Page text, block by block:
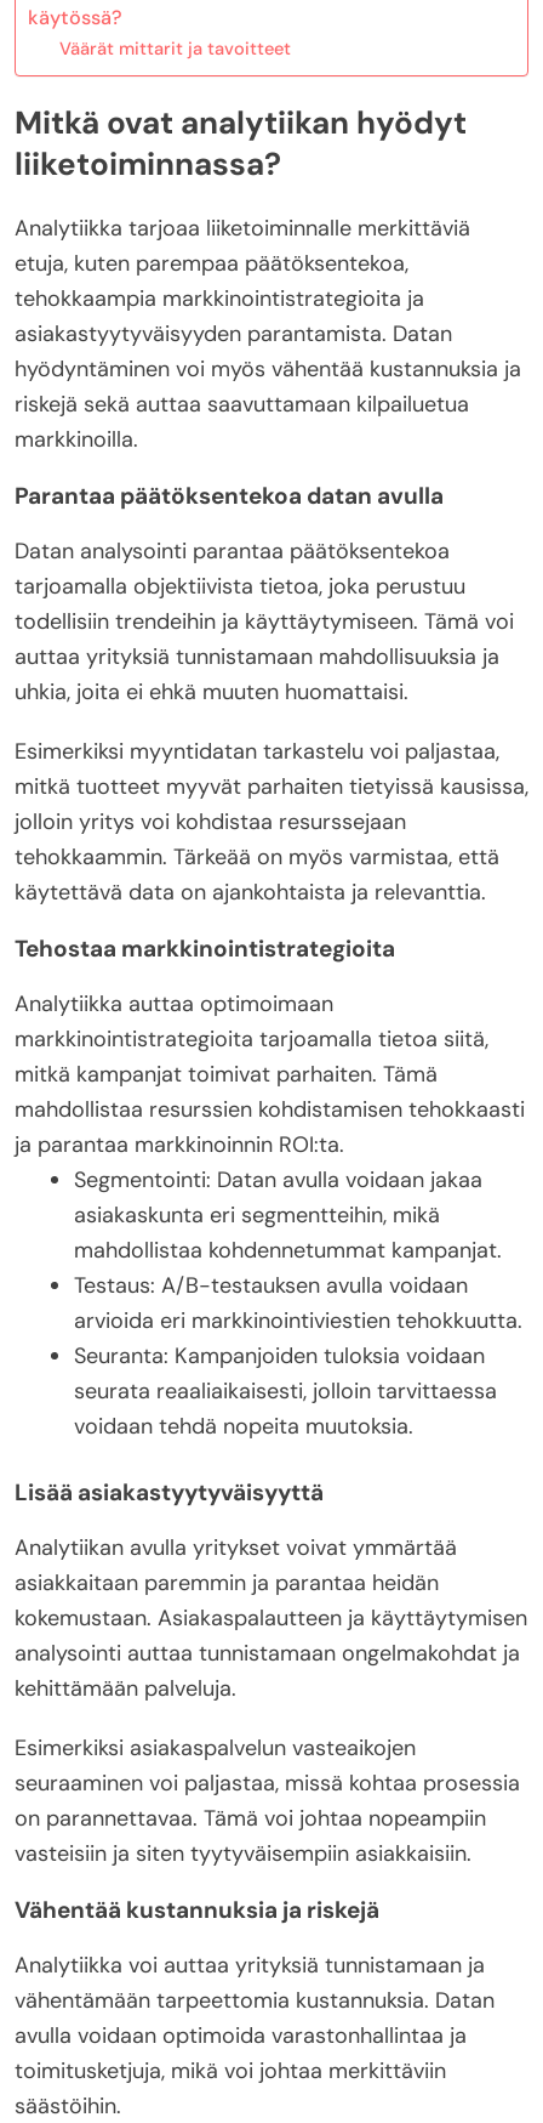
käytössä?
Väärät mittarit ja tavoitteet
Mitkä ovat analytiikan hyödyt
liiketoiminnassa?
Analytiikka tarjoaa liiketoiminnalle merkittäviä
etuja, kuten parempaa päätöksentekoa,
tehokkaampia markkinointistrategioita ja
asiakastyytyväisyyden parantamista. Datan
hyödyntäminen voi myös vähentää kustannuksia ja
riskejä sekä auttaa saavuttamaan kilpailuetua
markkinoilla.
Parantaa päätöksentekoa datan avulla
Datan analysointi parantaa päätöksentekoa
tarjoamalla objektiivista tietoa, joka perustuu
todellisiin trendeihin ja käyttäytymiseen. Tämä voi
auttaa yrityksiä tunnistamaan mahdollisuuksia ja
uhkia, joita ei ehkä muuten huomattaisi.
Esimerkiksi myyntidatan tarkastelu voi paljastaa,
mitkä tuotteet myyvät parhaiten tietyissä kausissa,
jolloin yritys voi kohdistaa resurssejaan
tehokkaammin. Tärkeää on myös varmistaa, että
käytettävä data on ajankohtaista ja relevanttia.
Tehostaa markkinointistrategioita
Analytiikka auttaa optimoimaan
markkinointistrategioita tarjoamalla tietoa siitä,
mitkä kampanjat toimivat parhaiten. Tämä
mahdollistaa resurssien kohdistamisen tehokkaasti
ja parantaa markkinoinnin ROI:ta.
Segmentointi: Datan avulla voidaan jakaa
asiakaskunta eri segmentteihin, mikä
mahdollistaa kohdennetummat kampanjat.
Testaus: A/B-testauksen avulla voidaan
arvioida eri markkinointiviestien tehokkuutta.
Seuranta: Kampanjoiden tuloksia voidaan
seurata reaaliaikaisesti, jolloin tarvittaessa
voidaan tehdä nopeita muutoksia.
Lisää asiakastyytyväisyyttä
Analytiikan avulla yritykset voivat ymmärtää
asiakkaitaan paremmin ja parantaa heidän
kokemustaan. Asiakaspalautteen ja käyttäytymisen
analysointi auttaa tunnistamaan ongelmakohdat ja
kehittämään palveluja.
Esimerkiksi asiakaspalvelun vasteaikojen
seuraaminen voi paljastaa, missä kohtaa prosessia
on parannettavaa. Tämä voi johtaa nopeampiin
vasteisiin ja siten tyytyväisempiin asiakkaisiin.
Vähentää kustannuksia ja riskejä
Analytiikka voi auttaa yrityksiä tunnistamaan ja
vähentämään tarpeettomia kustannuksia. Datan
avulla voidaan optimoida varastonhallintaa ja
toimitusketjuja, mikä voi johtaa merkittäviin
säästöihin.